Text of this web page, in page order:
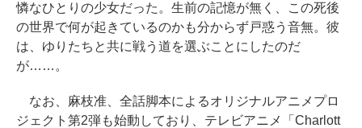
憐なひとりの少女だった。生前の記憶が無く、この死後
の世界で何が起きているのかも分からず戸惑う音無。彼
は、ゆりたちと共に戦う道を選ぶことにしたのだ
が……。
なお、麻枝准、全話脚本によるオリジナルアニメプロ
ジェクト第2弾も始動しており、テレビアニメ「Charlott